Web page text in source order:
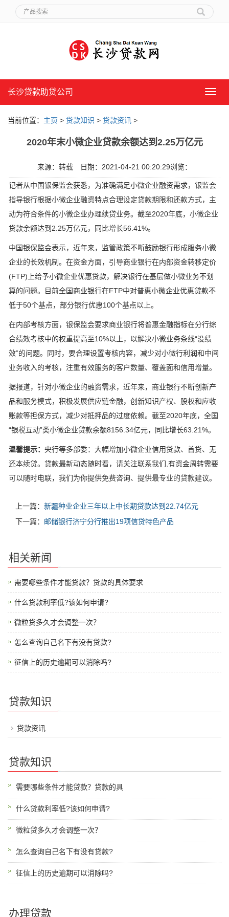
长
长沙贷款助贷公司
当前位置： 主页 > 贷款知识 > 贷款资讯 >
2020年末小微企业贷款余额达到2.25万亿元
来源：转载 日期：2021-04-21 00:20:29浏览：
记者从中国银保监会获悉，为准确满足小微企业融资需求，银监会
指导银行根据小微企业融资特点合理设定贷款期限和还款方式，主
动为符合条件的小微企业办理续贷业务。截至2020年底，小微企业
贷款余额达到2.25万亿元，同比增长56.41%。
中国银保监会表示，近年来，监管政策不断鼓励银行形成服务小微
企业的长效机制。在资金方面，引导商业银行在内部资金转移定价
(FTP)上给予小微企业优惠贷款，解决银行在基层做小微业务不划
算的问题。目前全国商业银行在FTP中对普惠小微企业优惠贷款不
低于50个基点，部分银行优惠100个基点以上。
在内部考核方面，银保监会要求商业银行将普惠金融指标在分行综
合绩效考核中的权重提高至10%以上，以解决小微业务条线“没绩
效”的问题。同时，要合理设置考核内容，减少对小微行利润和中间
业务收入的考核，注重有效服务的客户数量、覆盖面和信用增量。
据报道，针对小微企业的融资需求，近年来，商业银行不断创新产
品和服务模式，积极发展供应链金融，创新知识产权、股权和应收
账款等担保方式，减少对抵押品的过度依赖。截至2020年底，全国
“银税互动”类小微企业贷款余额8156.34亿元，同比增长63.21%。
温馨提示： 央行等多部委：大幅增加小微企业信用贷款、首贷、无
还本续贷。贷款最新动态随时看，请关注联系我们,有资金周转需要
可以随时电联，我们为你提供免费咨询、提供最专业的贷款建议。
上一篇： 新疆种业企业三年以上中长期贷款达到22.74亿元
下一篇： 邮储银行济宁分行推出19项信贷特色产品
相关新闻
需要哪些条件才能贷款？贷款的具体要求
什么贷款利率低?该如何申请?
微粒贷多久才会调整一次？
怎么查询自己名下有没有贷款?
征信上的历史逾期可以消除吗?
贷款知识
贷款资讯
贷款知识
需要哪些条件才能贷款？贷款的具
什么贷款利率低?该如何申请?
微粒贷多久才会调整一次？
怎么查询自己名下有没有贷款?
征信上的历史逾期可以消除吗?
办理贷款